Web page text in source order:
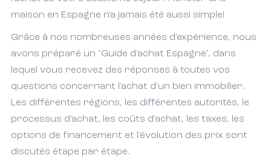
maison en Espagne n'a jamais été aussi simple!
Grâce à nos nombreuses années d'expérience, nous
avons préparé un "Guide d'achat Espagne", dans
lequel vous recevez des réponses à toutes vos
questions concernant l'achat d'un bien immobilier.
Les différentes régions, les différentes autorités, le
processus d'achat, les coûts d'achat, les taxes, les
options de financement et l'évolution des prix sont
discutés étape par étape.